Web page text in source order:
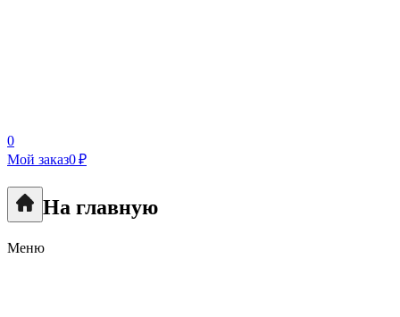
0
Мой заказ0 ₽
На главную
Меню